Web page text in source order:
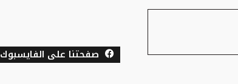
صفحتنا على الفايسبوك